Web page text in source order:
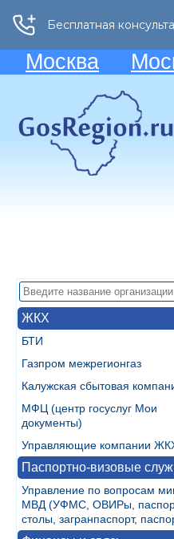
Москва
ЖКХ
БТИ
Газпром межрегионгаз
Калужская сбытовая
МФЦ (центр госуслуг Мои
документы)
Управляющие компании
Паспортно-визовые
Управление по вопросам
МВД (УФМС, ОВИРы,
столы, загранпаспорт,